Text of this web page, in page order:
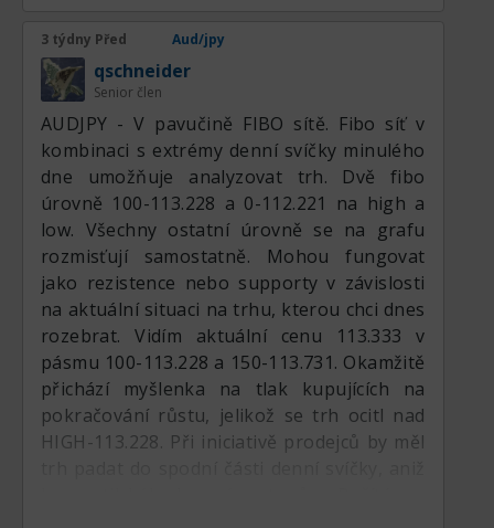
3 týdny Před Aud/jpy
qschneider
Senior člen
AUDJPY - V pavučině FIBO sítě. Fibo síť v
kombinaci s extrémy denní svíčky minulého
dne umožňuje analyzovat trh. Dvě fibo
úrovně 100-113.228 a 0-112.221 na high a
low. Všechny ostatní úrovně se na grafu
rozmisťují samostatně. Mohou fungovat
jako rezistence nebo supporty v závislosti
na aktuální situaci na trhu, kterou chci dnes
rozebrat. Vidím aktuální cenu 113.333 v
pásmu 100-113.228 a 150-113.731. Okamžitě
přichází myšlenka na tlak kupujících na
pokračování růstu, jelikož se trh ocitl nad
HIGH-113.228. Při iniciativě prodejců by měl